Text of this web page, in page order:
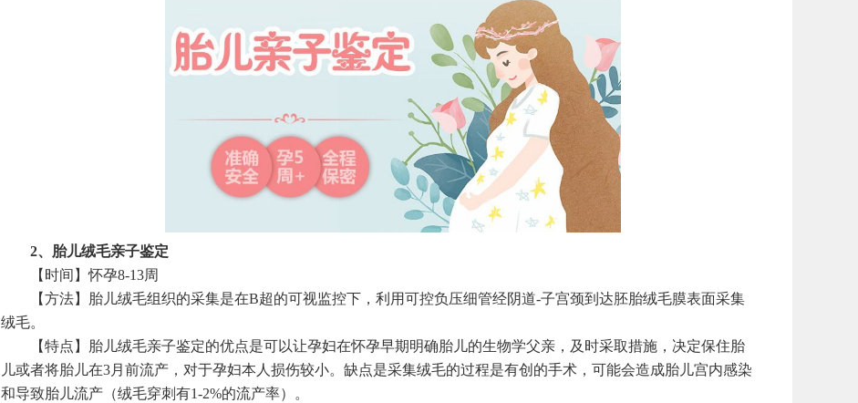
2、胎儿绒毛亲子鉴定
【时间】怀孕8-13周
【方法】胎儿绒毛组织的采集是在B超的可视监控下，利用可控负压细管经阴道-子宫颈到达胚胎绒毛膜表面采集
绒毛。
【特点】胎儿绒毛亲子鉴定的优点是可以让孕妇在怀孕早期明确胎儿的生物学父亲，及时采取措施，决定保住胎
儿或者将胎儿在3月前流产，对于孕妇本人损伤较小。缺点是采集绒毛的过程是有创的手术，可能会造成胎儿宫内感染
和导致胎儿流产（绒毛穿刺有1-2%的流产率）。